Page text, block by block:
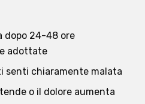
dopo 24-48 ore
adottate
senti chiaramente malata
o il dolore aumenta